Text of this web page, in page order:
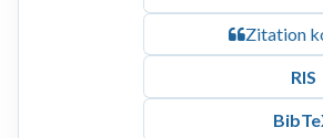
Zitation
RIS